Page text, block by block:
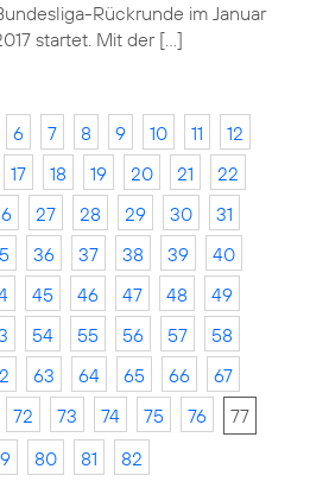
Rückrunde im Januar
startet. Mit der […]
6 7 8 9 10 11
12
17 18 19 20 21
22
27 28 29 30
31
36 37 38 39
40
45 46 47 48
49
54 55 56 57
58
63 64 65 66
67
72 73 74 75 76
77
80 81 82